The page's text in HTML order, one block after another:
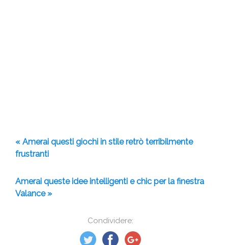
Condividere:
« Amerai questi giochi in stile retrò terribilmente
frustranti
Amerai queste idee intelligenti e chic per la finestra
Valance »